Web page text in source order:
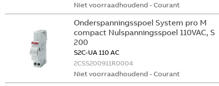
Niet voorraadhoudend - Courant
Onderspanningsspoel System pro M
compact Nulspanningsspoel 110VAC, S
200
S2C-UA 110 AC
2CSS200911R0004
Niet voorraadhoudend - Courant